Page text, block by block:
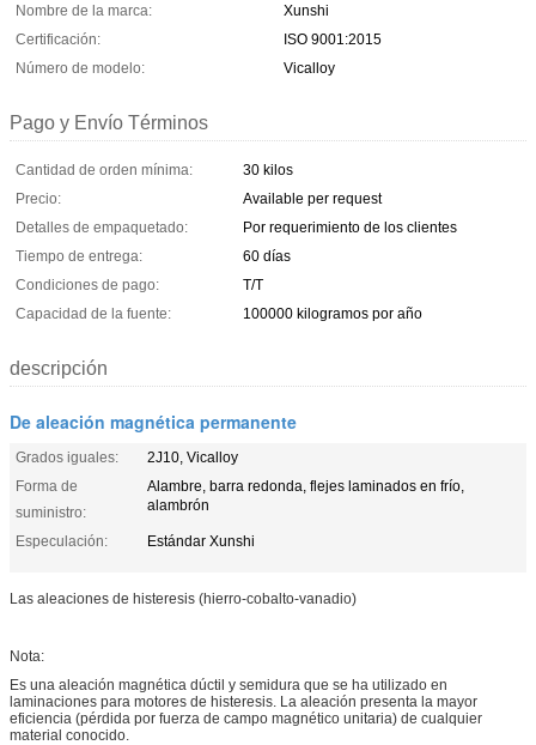
Nombre de la marca:
Xunshi
Certificación:
ISO 9001:2015
Número de modelo:
Vicalloy
Pago y Envío Términos
Cantidad de orden mínima:
30 kilos
Precio:
Available per request
Detalles de empaquetado:
Por requerimiento de los clientes
Tiempo de entrega:
60 días
Condiciones de pago:
T/T
Capacidad de la fuente:
100000 kilogramos por año
descripción
De aleación magnética permanente
Grados iguales:
2J10, Vicalloy
Forma de
suministro:
Alambre, barra redonda, flejes laminados en frío,
alambrón
Especulación: Estándar Xunshi
Las aleaciones de histeresis (hierro-cobalto-vanadio)
Nota:
Es una aleación magnética dúctil y semidura que se ha utilizado en
laminaciones para motores de histeresis. La aleación presenta la mayor
eficiencia (pérdida por fuerza de campo magnético unitaria) de cualquier
material conocido.